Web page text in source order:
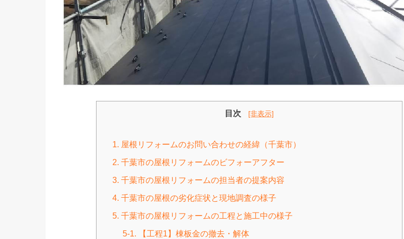
目次 [非表示]
1. 屋根リフォームのお問い合わせの経緯（千葉市）
2. 千葉市の屋根リフォームのビフォーアフター
3. 千葉市の屋根リフォームの担当者の提案内容
4. 千葉市の屋根の劣化症状と現地調査の様子
5. 千葉市の屋根リフォームの工程と施工中の様子
5-1. 【工程1】棟板金の撤去・解体